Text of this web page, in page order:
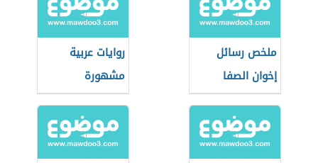
ملخص رسائل
إخوان الصفا
روايات عربية
مشهورة